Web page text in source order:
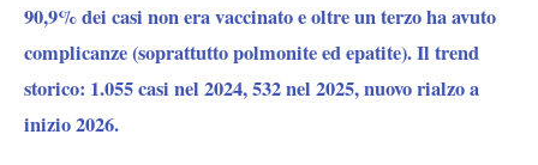
90,9% dei casi non era vaccinato e oltre un terzo ha avuto
complicanze (soprattutto polmonite ed epatite). Il trend
storico: 1.055 casi nel 2024, 532 nel 2025, nuovo rialzo a
inizio 2026.